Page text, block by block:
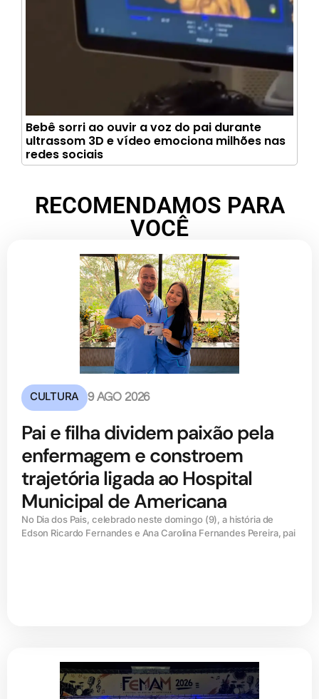
Bebê sorri ao ouvir a voz do pai durante
ultrassom 3D e vídeo emociona milhões nas
redes sociais
RECOMENDAMOS PARA
VOCÊ
CULTURA 9 AGO 2026
Pai e filha dividem paixão pela
enfermagem e constroem
trajetória ligada ao Hospital
Municipal de Americana
No Dia dos Pais, celebrado neste domingo (9), a história de
Edson Ricardo Fernandes e Ana Carolina Fernandes Pereira, pai